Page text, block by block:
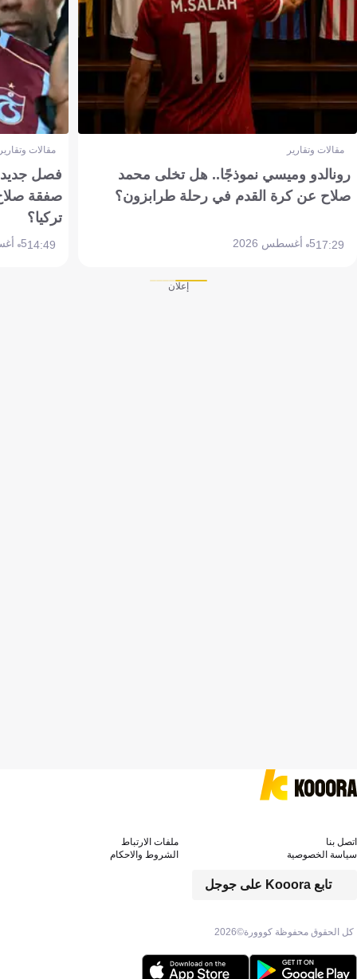
مقالات وتقارير
رونالدو وميسي نموذجًا.. هل تخلى محمد
صلاح عن كرة القدم في رحلة طرابزون؟
17:295 أغسطس 2026
مقالات
فصل جديد
صفقة
تركيا؟
14:495 أغسطس 2026
إعلان
كل الحقوق محفوظة كووورة©2026
تابع Kooora على جوجل
اتصل بنا
ملفات الارتباط
سياسة الخصوصية
الشروط والاحكام